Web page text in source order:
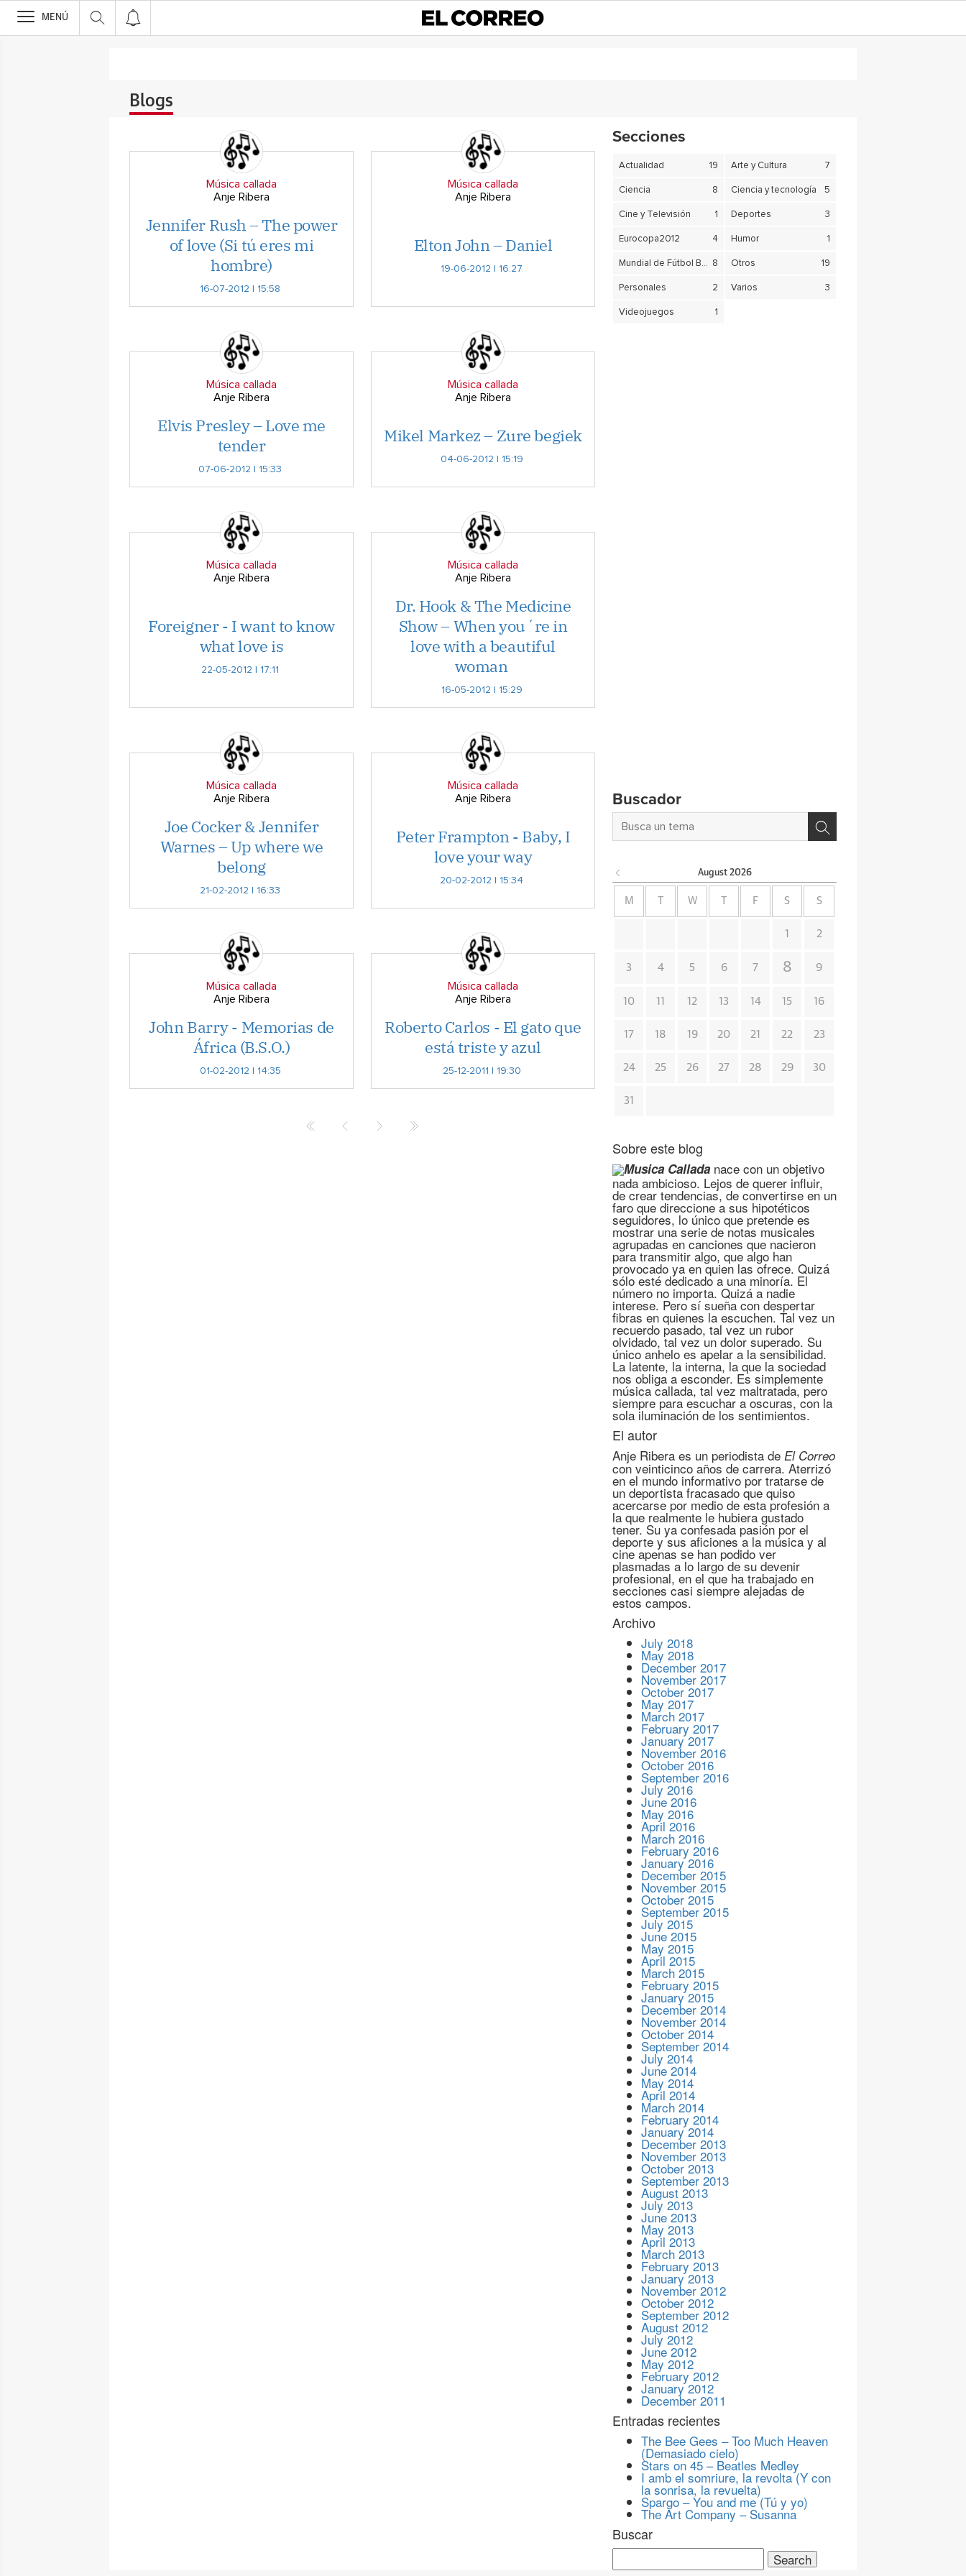
>
MENÚ
Blogs
Música callada
Anje Ribera
Jennifer Rush – The power
of love (Si tú eres mi
hombre)
16-07-2012 | 15:58
Música callada
Anje Ribera
Elton John – Daniel
19-06-2012 | 16:27
Música callada
Anje Ribera
Elvis Presley – Love me
tender
07-06-2012 | 15:33
Música callada
Anje Ribera
Mikel Markez – Zure begiek
04-06-2012 | 15:19
Música callada
Anje Ribera
Foreigner - I want to know
what love is
22-05-2012 | 17:11
Música callada
Anje Ribera
Dr. Hook & The Medicine
Show – When you´re in
love with a beautiful
woman
16-05-2012 | 15:29
Música callada
Anje Ribera
Joe Cocker & Jennifer
Warnes – Up where we
belong
21-02-2012 | 16:33
Música callada
Anje Ribera
Peter Frampton - Baby, I
love your way
20-02-2012 | 15:34
Música callada
Anje Ribera
John Barry - Memorias de
África (B.S.O.)
01-02-2012 | 14:35
Música callada
Anje Ribera
Roberto Carlos - El gato que
está triste y azul
25-12-2011 | 19:30
Secciones
Actualidad 19 Arte y Cultura 7
Ciencia 8 Ciencia y tecnología 5
Cine y Televisión 1 Deportes 3
Eurocopa2012 4 Humor 1
Mundial de Fútbol Brasil 2014 8 Otros 19
Personales 2 Varios 3
Videojuegos 1
Buscador
August 2026
M W F S S
1 2
3 4 5 6 7 8 9
10 11 12 13 14 15 16
17 18 19 20 21 22 23
24 25 26 27 28 29 30
31
Sobre este blog
Musica Callada nace con un objetivo
nada ambicioso. Lejos de querer influir,
de crear tendencias, de convertirse en un
faro que direccione a sus hipotéticos
seguidores, lo único que pretende es
mostrar una serie de notas musicales
agrupadas en canciones que nacieron
para transmitir algo, que algo han
provocado ya en quien las ofrece. Quizá
sólo esté dedicado a una minoría. El
número no importa. Quizá a nadie
interese. Pero sí sueña con despertar
fibras en quienes la escuchen. Tal vez un
recuerdo pasado, tal vez un rubor
olvidado, tal vez un dolor superado. Su
único anhelo es apelar a la sensibilidad.
La latente, la interna, la que la sociedad
nos obliga a esconder. Es simplemente
música callada, tal vez maltratada, pero
siempre para escuchar a oscuras, con la
sola iluminación de los sentimientos.
El autor
Anje Ribera es un periodista deEl Correo
con veinticinco años de carrera. Aterrizó
en el mundo informativo por tratarse de
un deportista fracasado que quiso
acercarse por medio de esta profesión a
la que realmente le hubiera gustado
tener. Su ya confesada pasión por el
deporte y sus aficiones a la música y al
cine apenas se han podido ver
plasmadas a lo largo de su devenir
profesional, en el que ha trabajado en
secciones casi siempre alejadas de
estos campos.
Archivo
July 2018
May 2018
December 2017
November 2017
October 2017
May 2017
March 2017
February 2017
January 2017
November 2016
October 2016
September 2016
July 2016
June 2016
May 2016
April 2016
March 2016
February 2016
January 2016
December 2015
November 2015
October 2015
September 2015
July 2015
June 2015
May 2015
April 2015
March 2015
February 2015
January 2015
December 2014
November 2014
October 2014
September 2014
July 2014
June 2014
May 2014
April 2014
March 2014
February 2014
January 2014
December 2013
November 2013
October 2013
September 2013
August 2013
July 2013
June 2013
May 2013
April 2013
March 2013
February 2013
January 2013
November 2012
October 2012
September 2012
August 2012
July 2012
June 2012
May 2012
February 2012
January 2012
December 2011
Entradas recientes
The Bee Gees – Too Much Heaven
(Demasiado cielo)
Stars on 45 – Beatles Medley
I amb el somriure, la revolta (Y con
la sonrisa, la revuelta)
Spargo – You and me (Tú y yo)
The Art Company – Susanna
Buscar
Search
for: